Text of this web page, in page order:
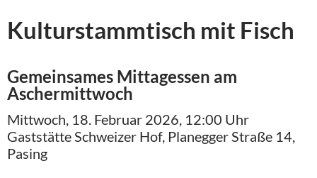
Kulturstammtisch mit Fisch
Gemeinsames Mittagessen am
Aschermittwoch
Mittwoch, 18. Februar 2026, 12:00 Uhr
Gaststätte Schweizer Hof, Planegger Straße 14,
Pasing